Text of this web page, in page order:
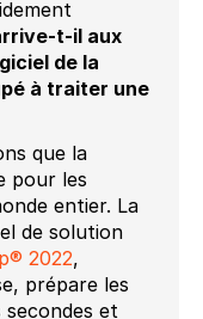
t-il aux
de la
à traiter une
que la
pour les
entier. La
de solution
2022,
prépare les
secondes et